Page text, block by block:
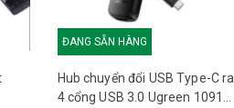
ĐANG SẴN HÀNG
Hub chuyển đổi USB Type-C ra
4 cổng USB 3.0 Ugreen 10916